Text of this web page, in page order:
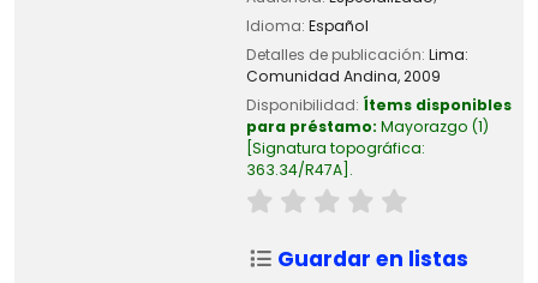
Idioma: Español
Detalles de publicación: Lima:
Comunidad Andina,2009
Disponibilidad: Ítems disponibles
para préstamo: Mayorazgo (1)
Signatura topográfica:
363.34/R47A .
Guardar en listas